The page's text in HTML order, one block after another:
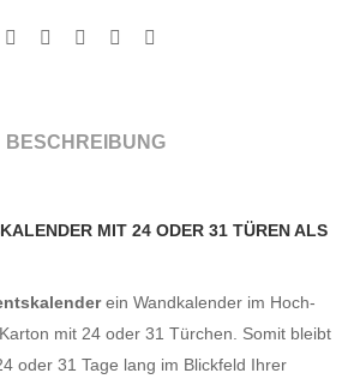
BESCHREIBUNG
MIT 24 ODER 31 TÜREN ALS W
ein Wandkalender im Hoch-
mit 24 oder 31 Türchen. Somit bleibt
oder 31 Tage lang im Blickfeld Ihrer